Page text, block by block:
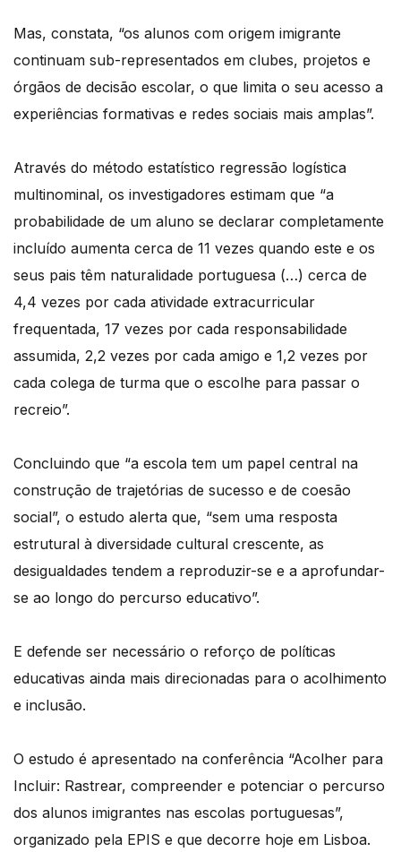
Mas, constata, “os alunos com origem imigrante
continuam sub-representados em clubes, projetos e
órgãos de decisão escolar, o que limita o seu acesso a
experiências formativas e redes sociais mais amplas”.
Através do método estatístico regressão logística
multinominal, os investigadores estimam que “a
probabilidade de um aluno se declarar completamente
incluído aumenta cerca de 11 vezes quando este e os
seus pais têm naturalidade portuguesa (…) cerca de
4,4 vezes por cada atividade extracurricular
frequentada, 17 vezes por cada responsabilidade
assumida, 2,2 vezes por cada amigo e 1,2 vezes por
cada colega de turma que o escolhe para passar o
recreio”.
Concluindo que “a escola tem um papel central na
construção de trajetórias de sucesso e de coesão
social”, o estudo alerta que, “sem uma resposta
estrutural à diversidade cultural crescente, as
desigualdades tendem a reproduzir-se e a aprofundar-
se ao longo do percurso educativo”.
E defende ser necessário o reforço de políticas
educativas ainda mais direcionadas para o acolhimento
e inclusão.
O estudo é apresentado na conferência “Acolher para
Incluir: Rastrear, compreender e potenciar o percurso
dos alunos imigrantes nas escolas portuguesas”,
organizado pela EPIS e que decorre hoje em Lisboa.